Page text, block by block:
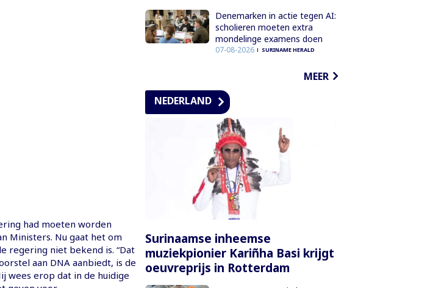
had moeten worden
Ministers. Nu gaat het om
regering niet bekend is. “Dat
aan DNA aanbiedt, is de
wees erop dat in de huidige
Denemarken in actie tegen AI:
scholieren moeten extra
mondelinge examens doen
07-08-2026 SURINAME HERALD
MEER
NEDERLAND
Surinaamse inheemse
muziekpionier Kariñha Basi krijgt
oeuvreprijs in Rotterdam